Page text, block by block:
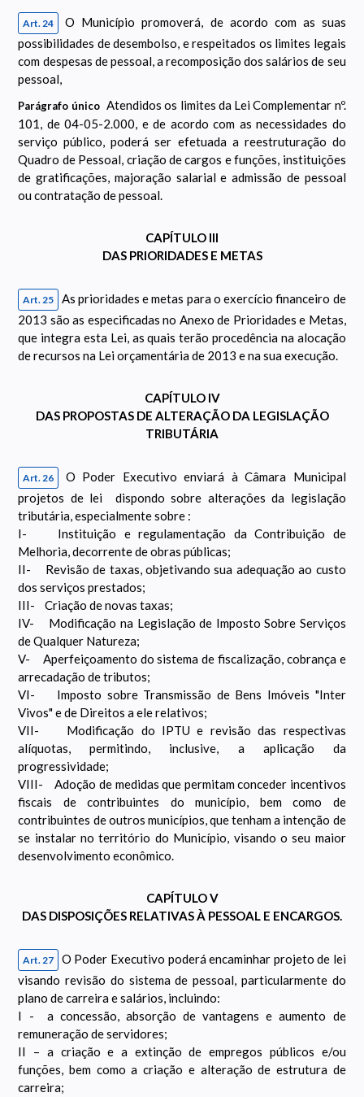
Art. 24
O Município promoverá, de acordo com as suas
possibilidades de desembolso, e respeitados os limites legais
com despesas de pessoal, a recomposição dos salários de seu
pessoal,
Parágrafo único Atendidos os limites da Lei Complementar nº.
101, de 04-05-2.000, e de acordo com as necessidades do
serviço público, poderá ser efetuada a reestruturação do
Quadro de Pessoal, criação de cargos e funções, instituições
de gratificações, majoração salarial e admissão de pessoal
ou contratação de pessoal.
CAPÍTULO III
DAS PRIORIDADES E METAS
Art. 25
As prioridades e metas para o exercício financeiro de
2013 são as especificadas no Anexo de Prioridades e Metas,
que integra esta Lei, as quais terão procedência na alocação
de recursos na Lei orçamentária de 2013 e na sua execução.
CAPÍTULO IV
DAS PROPOSTAS DE ALTERAÇÃO DA LEGISLAÇÃO
TRIBUTÁRIA
Art. 26
O Poder Executivo enviará à Câmara Municipal
projetos de lei dispondo sobre alterações da legislação
tributária, especialmente sobre :
I- Instituição e regulamentação da Contribuição de
Melhoria, decorrente de obras públicas;
II- Revisão de taxas, objetivando sua adequação ao custo
dos serviços prestados;
III- Criação de novas taxas;
IV- Modificação na Legislação de Imposto Sobre Serviços
de Qualquer Natureza;
V- Aperfeiçoamento do sistema de fiscalização, cobrança e
arrecadação de tributos;
VI- Imposto sobre Transmissão de Bens Imóveis "Inter
Vivos" e de Direitos a ele relativos;
VII- Modificação do IPTU e revisão das respectivas
alíquotas, permitindo, inclusive, a aplicação da
progressividade;
VIII- Adoção de medidas que permitam conceder incentivos
fiscais de contribuintes do município, bem como de
contribuintes de outros municípios, que tenham a intenção de
se instalar no território do Município, visando o seu maior
desenvolvimento econômico.
CAPÍTULO V
DAS DISPOSIÇÕES RELATIVAS À PESSOAL E ENCARGOS.
Art. 27
O Poder Executivo poderá encaminhar projeto de lei
visando revisão do sistema de pessoal, particularmente do
plano de carreira e salários, incluindo:
I - a concessão, absorção de vantagens e aumento de
remuneração de servidores;
II – a criação e a extinção de empregos públicos e/ou
funções, bem como a criação e alteração de estrutura de
carreira;